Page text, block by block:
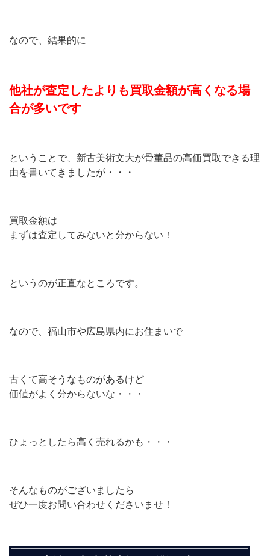
なので、結果的に
他社が査定したよりも買取金額が高くなる場
合が多いです
ということで、新古美術文大が骨董品の高価買取できる理
由を書いてきましたが・・・
買取金額は
まずは査定してみないと分からない！
というのが正直なところです。
なので、福山市や広島県内にお住まいで
古くて高そうなものがあるけど
価値がよく分からないな・・・
ひょっとしたら高く売れるかも・・・
そんなものがございましたら
ぜひ一度お問い合わせくださいませ！